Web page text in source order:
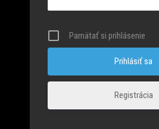
Pamätať si prihlásenie
Registrácia